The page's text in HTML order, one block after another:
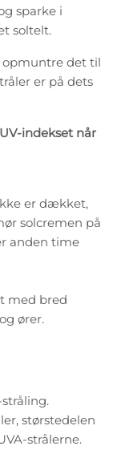
sparke i
soltelt.
opmuntre det til
er på dets
indekset når
er dækket,
solcremen på
anden time
med bred
ører.
stråling.
størstedelen
strålerne.